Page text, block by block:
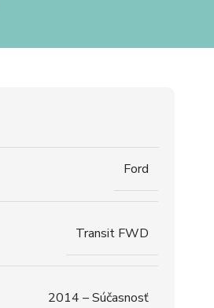
Ford
Transit FWD
2014 – Súčasnosť